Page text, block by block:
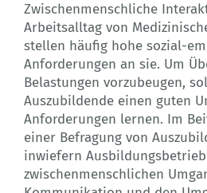
Zwischenmenschliche
Arbeitsalltag von
stellen häufig hohe sozial-
Anforderungen an sie. Um
Belastungen vorzubeugen,
Auszubildende einen guten
Anforderungen lernen. Im
einer Befragung von
inwiefern
zwischenmenschlichen